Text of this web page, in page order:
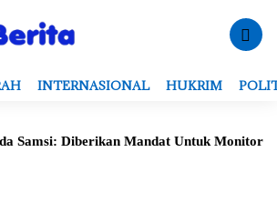
INTERNASIONAL HUKRIM
Diberikan Mandat Untuk Monitoring